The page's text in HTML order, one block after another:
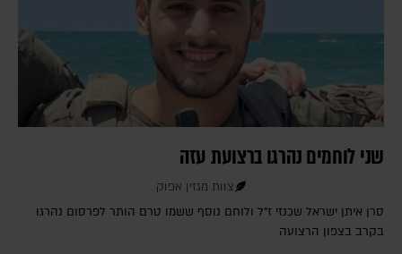
שני לוחמים נהרגו ברצועת עזה
צוות מגזין אפוק
סרן איתן ישראל שכנזי ז"ל ולוחם נוסף ששמו טרם הותר לפרסום נהרגו
בקרב בצפון הרצועה